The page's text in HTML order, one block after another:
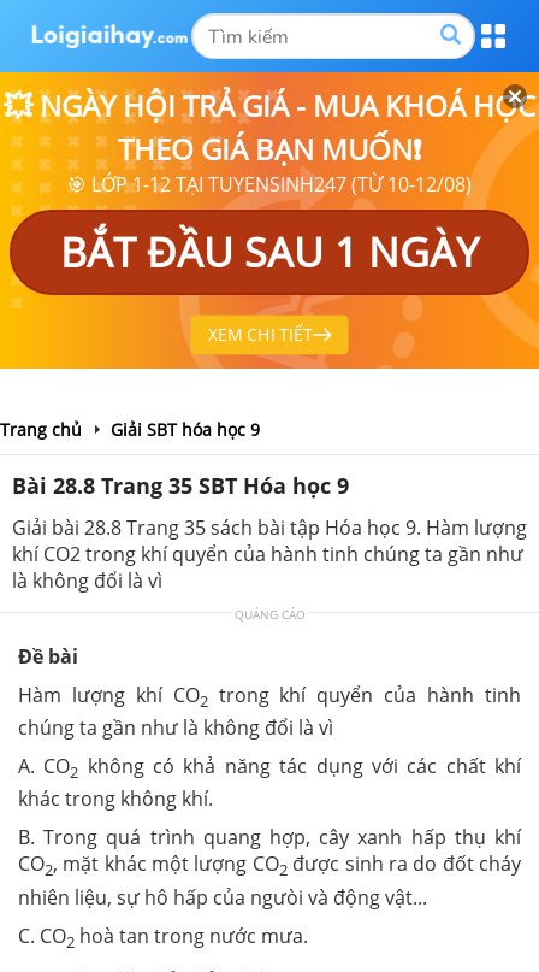
💥 NGÀY HỘI TRẢ GIÁ - MUA KHOÁ HỌC
THEO GIÁ BẠN MUỐN❗
🎯 LỚP 1-12 TẠI TUYENSINH247 (TỪ 10-12/08)
BẮT ĐẦU SAU 1 NGÀY
XEM CHI TIẾT
Trang chủ Giải SBT hóa học 9
Bài 28.8 Trang 35 SBT Hóa học 9
Giải bài 28.8 Trang 35 sách bài tập Hóa học 9. Hàm lượng
khí CO2 trong khí quyển của hành tinh chúng ta gần như
là không đổi là vì
QUẢNG CÁO
Đề bài
Hàm lượng khí CO2trong khí quyển của hành tinh
chúng ta gần như là không đổi là vì
A. CO2 không có khả năng tác dụng với các chất khí
khác trong không khí.
B. Trong quá trình quang hợp, cây xanh hấp thụ khí
CO2, mặt khác một lượng CO2được sinh ra do đốt cháy
nhiên liệu, sự hô hấp của ngưòi và động vật...
C. CO2 hoà tan trong nước mưa.